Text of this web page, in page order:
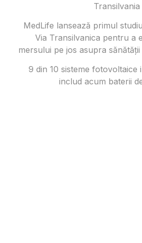
Transilvania
MedLife lansează primul
Via Transilvanica pentru a
mersului pe jos asupra
9 din 10 sisteme fotovoltaice
includ acum baterii